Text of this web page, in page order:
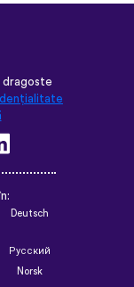
dragoste
Deutsch
Русский
Norsk